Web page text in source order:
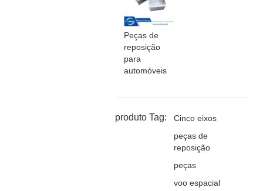
Peças de
reposição
para
automóveis
produto Tag:
Cinco eixos
peças de
reposição
peças
voo espacial